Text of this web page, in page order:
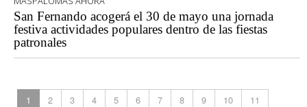
San Fernando acogerá el 30 de mayo una jornada
festiva actividades populares dentro de las fiestas
patronales
1 2 3 4 5 6 7 8 9 10
11